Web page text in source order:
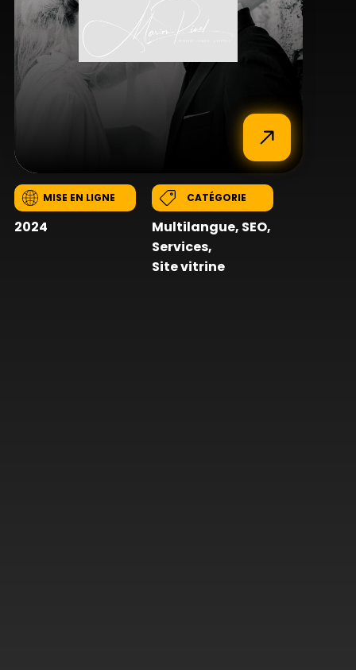
MISE EN LIGNE
2024
CATÉGORIE
Multilangue, SEO,
Services,
Site vitrine